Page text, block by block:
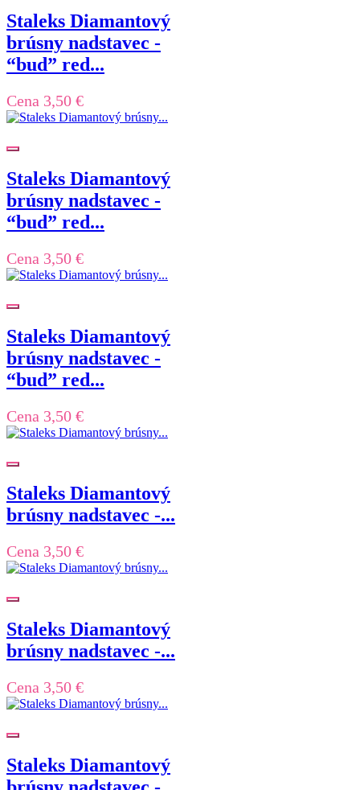
Staleks Diamantový
brúsny nadstavec -
“bud” red...
Cena 3,50 €
Staleks Diamantový
brúsny nadstavec -
“bud” red...
Cena 3,50 €
Staleks Diamantový
brúsny nadstavec -
“bud” red...
Cena 3,50 €
Staleks Diamantový
brúsny nadstavec -...
Cena 3,50 €
Staleks Diamantový
brúsny nadstavec -...
Cena 3,50 €
Staleks Diamantový